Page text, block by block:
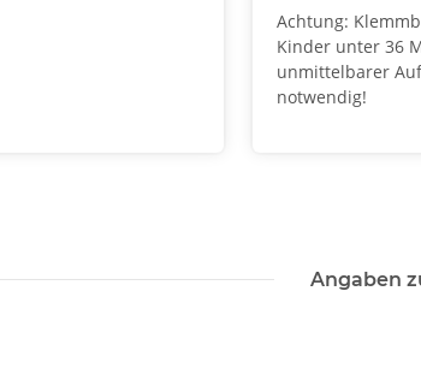
Achtung:
Kinder unter 36
unmittelbarer
notwendig!
Angaben